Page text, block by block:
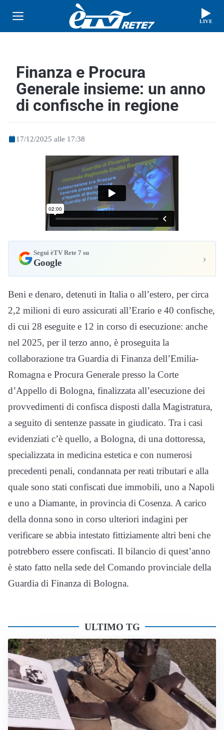
LIVE
Finanza e Procura
Generale insieme: un anno
di confische in regione
17/12/2025 alle 17:38
Segui èTV Rete 7 su
Google ›
Beni e denaro, detenuti in Italia o all’estero, per circa
2,2 milioni di euro assicurati all’Erario e 40 confische,
di cui 28 eseguite e 12 in corso di esecuzione: anche
nel 2025, per il terzo anno, è proseguita la
collaborazione tra Guardia di Finanza dell’Emilia-
Romagna e Procura Generale presso la Corte
d’Appello di Bologna, finalizzata all’esecuzione dei
provvedimenti di confisca disposti dalla Magistratura,
a seguito di sentenze passate in giudicato. Tra i casi
evidenziati c’è quello, a Bologna, di una dottoressa,
specializzata in medicina estetica e con numerosi
precedenti penali, condannata per reati tributari e alla
quale sono stati confiscati due immobili, uno a Napoli
e uno a Diamante, in provincia di Cosenza. A carico
della donna sono in corso ulteriori indagini per
verificare se abbia intestato fittiziamente altri beni che
potrebbero essere confiscati. Il bilancio di quest’anno
è stato fatto nella sede del Comando provinciale della
Guardia di Finanza di Bologna.
ULTIMO TG